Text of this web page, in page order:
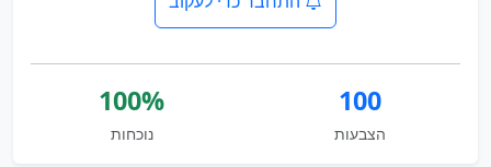
100
הצבעות
100%
נוכחות